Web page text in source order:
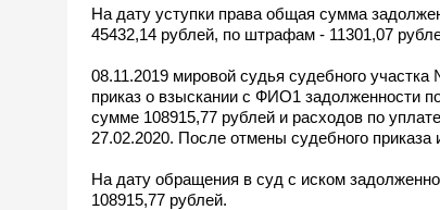
На дату уступки права общая сумма
45432,14 рублей, по штрафам - 11301,07
08.11.2019 мировой судья судебного
приказ о взыскании с ФИО1 задолженности
сумме 108915,77 рублей и расходов по
27.02.2020. После отмены судебного
На дату обращения в суд с иском
108915,77 рублей.